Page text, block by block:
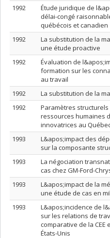
1992
Étude juridique de
délai-congé
québécois et canadien
1992
La substitution de la
une étude proactive
1992
Évaluation de
formation sur les
au travail
1992
La substitution de la
1992
Paramètres
ressources humaines
innovatrices au
1993
L&apos;impact des
sur la composante
1993
La négociation
cas chez GM-Ford-
1993
L&apos;impact de la
une étude de cas en
1993
L&apos;incidence de
sur les relations de
comparative de la CEE
États-Unis